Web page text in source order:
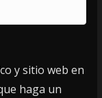
y sitio web en
haga un